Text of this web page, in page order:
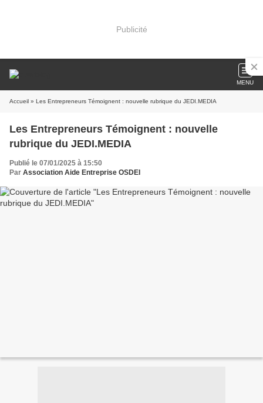
Publicité
MENU
Accueil » Les Entrepreneurs Témoignent : nouvelle rubrique du JEDI.MEDIA
Les Entrepreneurs Témoignent : nouvelle
rubrique du JEDI.MEDIA
Publié le 07/01/2025 à 15:50
Par Association Aide Entreprise OSDEI